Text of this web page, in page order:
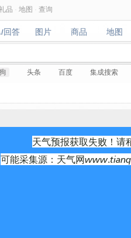
品 地图 查询
回答
回答 图片
图片 商品
商品 地图
地图
头条 百度 集成搜索